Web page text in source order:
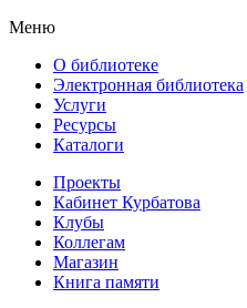
Меню
О библиотеке
Электронная библиотека
Услуги
Ресурсы
Каталоги
Проекты
Кабинет Курбатова
Клубы
Коллегам
Магазин
Книга памяти